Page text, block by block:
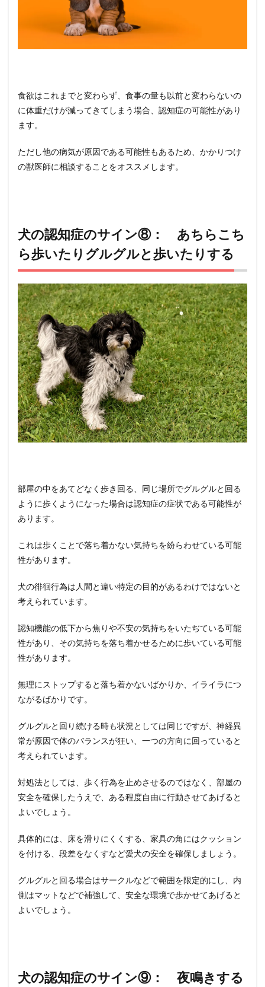
食欲はこれまでと変わらず、食事の量も以前と変わらないの
に体重だけが減ってきてしまう場合、認知症の可能性があり
ます。
ただし他の病気が原因である可能性もあるため、かかりつけ
の獣医師に相談することをオススメします。
犬の認知症のサイン⑧： あちらこち
ら歩いたりグルグルと歩いたりする
部屋の中をあてどなく歩き回る、同じ場所でグルグルと回る
ように歩くようになった場合は認知症の症状である可能性が
あります。
これは歩くことで落ち着かない気持ちを紛らわせている可能
性があります。
犬の徘徊行為は人間と違い特定の目的があるわけではないと
考えられています。
認知機能の低下から焦りや不安の気持ちをいたぢている可能
性があり、その気持ちを落ち着かせるために歩いている可能
性があります。
無理にストップすると落ち着かないばかりか、イライラにつ
ながるばかりです。
グルグルと回り続ける時も状況としては同じですが、神経異
常が原因で体のバランスが狂い、一つの方向に回っていると
考えられています。
対処法としては、歩く行為を止めさせるのではなく、部屋の
安全を確保したうえで、ある程度自由に行動させてあげると
よいでしょう。
具体的には、床を滑りにくくする、家具の角にはクッション
を付ける、段差をなくすなど愛犬の安全を確保しましょう。
グルグルと回る場合はサークルなどで範囲を限定的にし、内
側はマットなどで補強して、安全な環境で歩かせてあげると
よいでしょう。
犬の認知症のサイン⑨： 夜鳴きする